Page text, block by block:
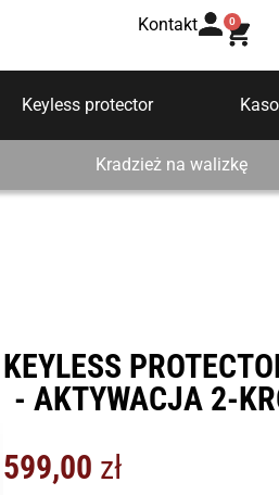
Kontakt 0
Keyless protector
Kradzież na walizkę
KEYLESS
- AKTYWACJA 2-
599,00 zł